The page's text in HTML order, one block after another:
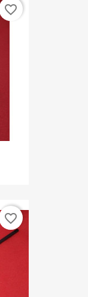
favorite_border
favorite_border